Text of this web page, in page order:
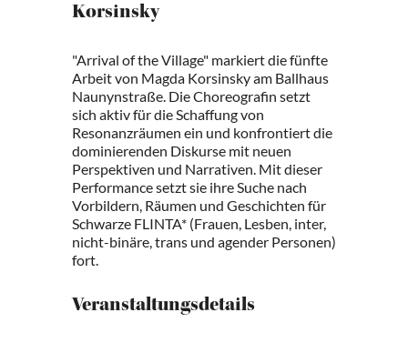
Korsinsky
"Arrival of the Village" markiert die fünfte
Arbeit von Magda Korsinsky am Ballhaus
Naunynstraße. Die Choreografin setzt
sich aktiv für die Schaffung von
Resonanzräumen ein und konfrontiert die
dominierenden Diskurse mit neuen
Perspektiven und Narrativen. Mit dieser
Performance setzt sie ihre Suche nach
Vorbildern, Räumen und Geschichten für
Schwarze FLINTA* (Frauen, Lesben, inter,
nicht-binäre, trans und agender Personen)
fort.
Veranstaltungsdetails